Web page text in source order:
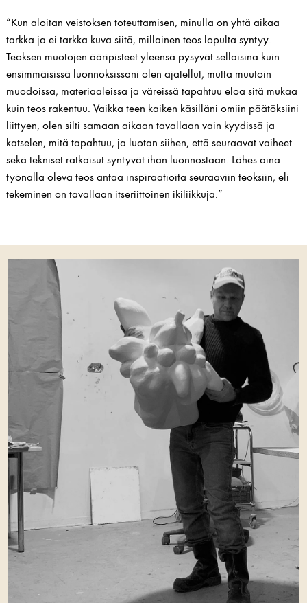
“Kun aloitan veistoksen toteuttamisen, minulla on yhtä aikaa
tarkka ja ei tarkka kuva siitä, millainen teos lopulta syntyy.
Teoksen muotojen ääripisteet yleensä pysyvät sellaisina kuin
ensimmäisissä luonnoksissani olen ajatellut, mutta muutoin
muodoissa, materiaaleissa ja väreissä tapahtuu eloa sitä mukaa
kuin teos rakentuu. Vaikka teen kaiken käsilläni omiin päätöksiini
liittyen, olen silti samaan aikaan tavallaan vain kyydissä ja
katselen, mitä tapahtuu, ja luotan siihen, että seuraavat vaiheet
sekä tekniset ratkaisut syntyvät ihan luonnostaan. Lähes aina
työnalla oleva teos antaa inspiraatioita seuraaviin teoksiin, eli
tekeminen on tavallaan itseriittoinen ikiliikkuja.”